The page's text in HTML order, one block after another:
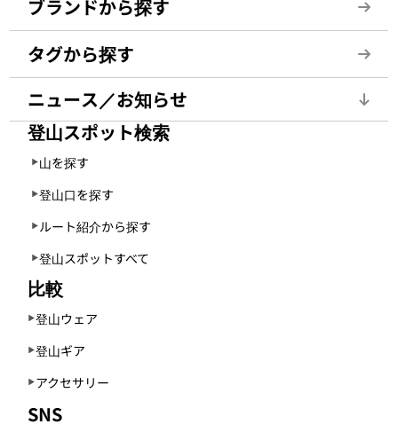
ブランドから探す
タグから探す
ニュース／お知らせ
登山スポット検索
山を探す
登山口を探す
ルート紹介から探す
登山スポットすべて
比較
登山ウェア
登山ギア
アクセサリー
SNS